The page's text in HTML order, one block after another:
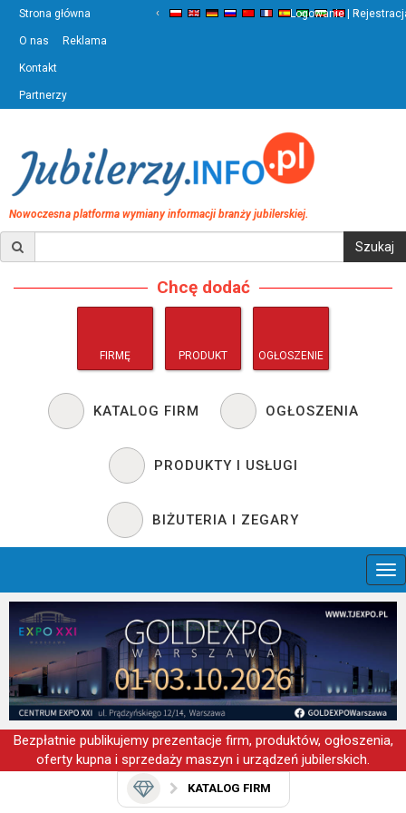
Strona główna
O nas Reklama
Kontakt
Partnerzy
‹ ›
Logowanie |
Nowoczesna platforma wymiany informacji branży jubilerskiej.
Chcę dodać
FIRMĘ PRODUKT OGŁOSZENIE
KATALOG FIRM OGŁOSZENIA
PRODUKTY I USŁUGI
BIŻUTERIA I ZEGARY
Bezpłatnie publikujemy prezentacje firm, produktów, ogłoszenia,
oferty kupna i sprzedaży maszyn i urządzeń jubilerskich.
KATALOG FIRM